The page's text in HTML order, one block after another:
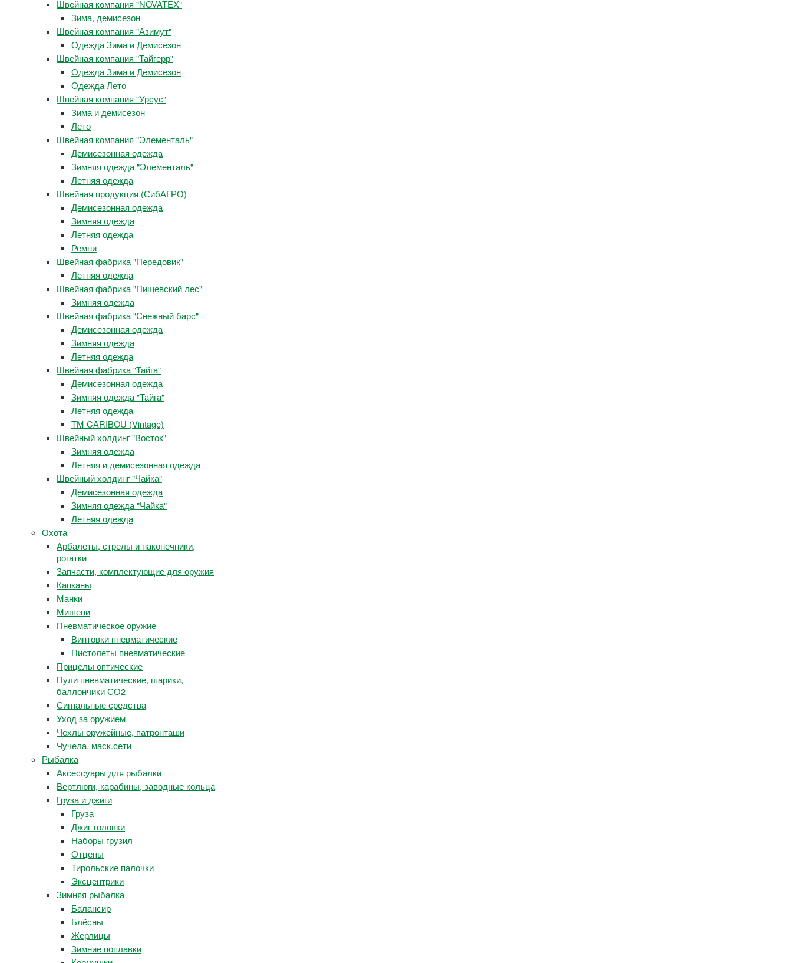
Швейная компания "NOVATEX"
Зима, демисезон
Швейная компания "Азимут"
Одежда Зима и Демисезон
Швейная компания "Тайгерр"
Одежда Зима и Демисезон
Одежда Лето
Швейная компания "Урсус"
Зима и демисезон
Лето
Швейная компания "Элементаль"
Демисезонная одежда
Зимняя одежда "Элементаль"
Летняя одежда
Швейная продукция (СибАГРО)
Демисезонная одежда
Зимняя одежда
Летняя одежда
Ремни
Швейная фабрика "Передовик"
Летняя одежда
Швейная фабрика "Пищевский лес"
Зимняя одежда
Швейная фабрика "Снежный барс"
Демисезонная одежда
Зимняя одежда
Летняя одежда
Швейная фабрика "Тайга"
Демисезонная одежда
Зимняя одежда "Тайга"
Летняя одежда
ТМ CARIBOU (Vintage)
Швейный холдинг "Восток"
Зимняя одежда
Летняя и демисезонная одежда
Швейный холдинг "Чайка"
Демисезонная одежда
Зимняя одежда "Чайка"
Летняя одежда
Охота
Арбалеты, стрелы и наконечники,
рогатки
Запчасти, комплектующие для оружия
Капканы
Манки
Мишени
Пневматическое оружие
Винтовки пневматические
Пистолеты пневматические
Прицелы оптические
Пули пневматические, шарики,
баллончики СО2
Сигнальные средства
Уход за оружием
Чехлы оружейные, патронташи
Чучела, маск.сети
Рыбалка
Аксессуары для рыбалки
Вертлюги, карабины, заводные кольца
Груза и джиги
Груза
Джиг-головки
Наборы грузил
Отцепы
Тирольские палочки
Эксцентрики
Зимняя рыбалка
Балансир
Блёсны
Жерлицы
Зимние поплавки